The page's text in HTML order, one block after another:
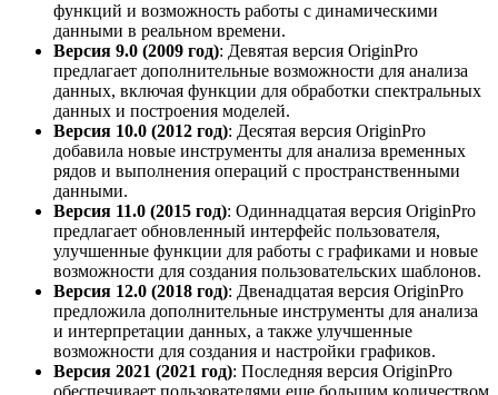
функций и возможность работы с динамическими
данными в реальном времени.
Версия 9.0 (2009 год): Девятая версия OriginPro
предлагает дополнительные возможности для анализа
данных, включая функции для обработки спектральных
данных и построения моделей.
Версия 10.0 (2012 год): Десятая версия OriginPro
добавила новые инструменты для анализа временных
рядов и выполнения операций с пространственными
данными.
Версия 11.0 (2015 год): Одиннадцатая версия OriginPro
предлагает обновленный интерфейс пользователя,
улучшенные функции для работы с графиками и новые
возможности для создания пользовательских шаблонов.
Версия 12.0 (2018 год): Двенадцатая версия OriginPro
предложила дополнительные инструменты для анализа
и интерпретации данных, а также улучшенные
возможности для создания и настройки графиков.
Версия 2021 (2021 год): Последняя версия OriginPro